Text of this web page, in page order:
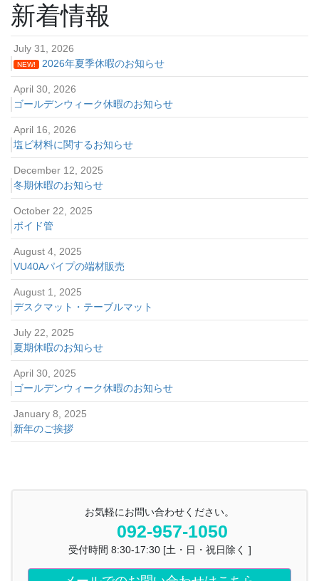
新着情報
July 31, 2026
NEW! 2026年夏季休暇のお知らせ
April 30, 2026
ゴールデンウィーク休暇のお知らせ
April 16, 2026
塩ビ材料に関するお知らせ
December 12, 2025
冬期休暇のお知らせ
October 22, 2025
ボイド管
August 4, 2025
VU40Aパイプの端材販売
August 1, 2025
デスクマット・テーブルマット
July 22, 2025
夏期休暇のお知らせ
April 30, 2025
ゴールデンウィーク休暇のお知らせ
January 8, 2025
新年のご挨拶
お気軽にお問い合わせください。
092-957-1050
受付時間 8:30-17:30 [土・日・祝日除く ]